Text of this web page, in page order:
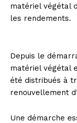
matériel végétal
les rendements.
Depuis le
matériel végétal
été distribués à
renouvellement
Une démarche